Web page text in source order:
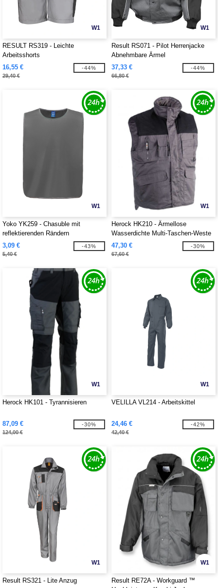
W1
RESULT RS319 - Leichte
Arbeitsshorts
16,55 €
29,40 €
-44%
W1
Result RS071 - Pilot Herrenjacke
Abnehmbare Ärmel
37,33 €
66,80 €
-44%
W1
Yoko YK259 - Chasuble mit
reflektierenden Rändern
3,09 €
5,40 €
-43%
W1
Herock HK210 - Ärmellose
Wasserdichte Multi-Taschen-Weste
für Männer
47,30 €
67,60 €
-30%
W1
Herock HK101 - Tyrannisieren
87,09 €
124,00 €
-30%
W1
VELILLA VL214 - Arbeitskittel
24,46 €
42,40 €
-42%
W1
Result RS321 - Lite Anzug
W1
Result RE72A - Workguard ™